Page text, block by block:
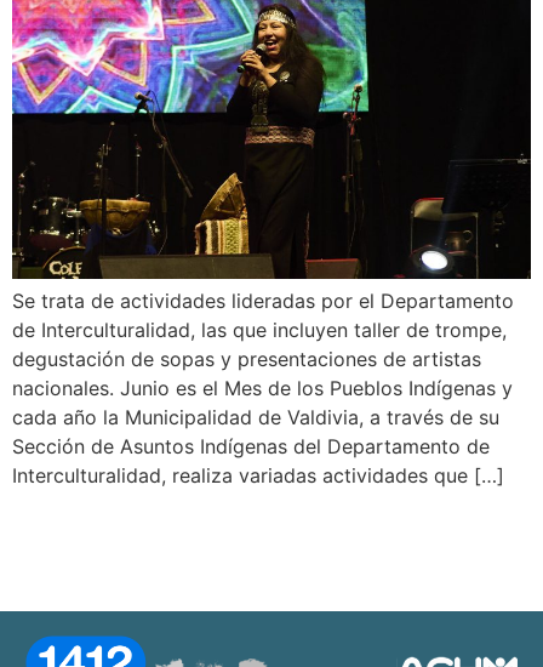
Se trata de actividades lideradas por el Departamento
de Interculturalidad, las que incluyen taller de trompe,
degustación de sopas y presentaciones de artistas
nacionales. Junio es el Mes de los Pueblos Indígenas y
cada año la Municipalidad de Valdivia, a través de su
Sección de Asuntos Indígenas del Departamento de
Interculturalidad, realiza variadas actividades que […]